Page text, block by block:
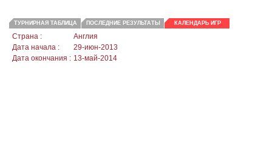
ТУРНИРНАЯ ТАБЛИЦА ПОСЛЕДНИЕ РЕЗУЛЬТАТЫ КАЛЕНДАРЬ ИГР
Страна :
Англия
Дата начала :
29-июн-2013
Дата окончания : 13-май-2014